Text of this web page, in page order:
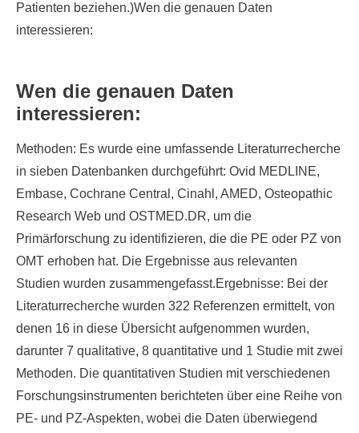
Patienten beziehen.)Wen die genauen Daten
interessieren:
Wen die genauen Daten
interessieren:
Methoden: Es wurde eine umfassende Literaturrecherche
in sieben Datenbanken durchgeführt: Ovid MEDLINE,
Embase, Cochrane Central, Cinahl, AMED, Osteopathic
Research Web und OSTMED.DR, um die
Primärforschung zu identifizieren, die die PE oder PZ von
OMT erhoben hat. Die Ergebnisse aus relevanten
Studien wurden zusammengefasst.Ergebnisse: Bei der
Literaturrecherche wurden 322 Referenzen ermittelt, von
denen 16 in diese Übersicht aufgenommen wurden,
darunter 7 qualitative, 8 quantitative und 1 Studie mit zwei
Methoden. Die quantitativen Studien mit verschiedenen
Forschungsinstrumenten berichteten über eine Reihe von
PE- und PZ-Aspekten, wobei die Daten überwiegend